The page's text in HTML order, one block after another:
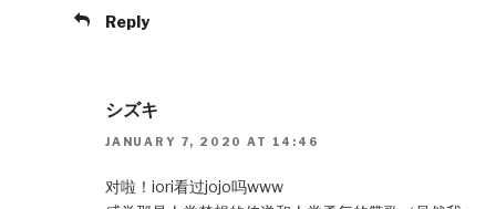
Reply
シズキ
JANUARY 7, 2020 AT 14:46
对啦！iori看过jojo吗www